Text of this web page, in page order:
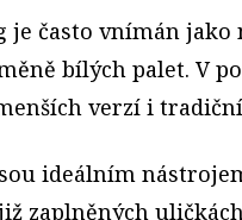
je často vnímán
bílých palet. V
verzí i
ideálním
zaplněných